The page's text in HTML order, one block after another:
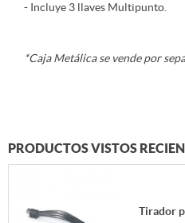
- Incluye 3 llaves Multipunto.
*Caja Metálica se vende por
PRODUCTOS VISTOS
Tirador